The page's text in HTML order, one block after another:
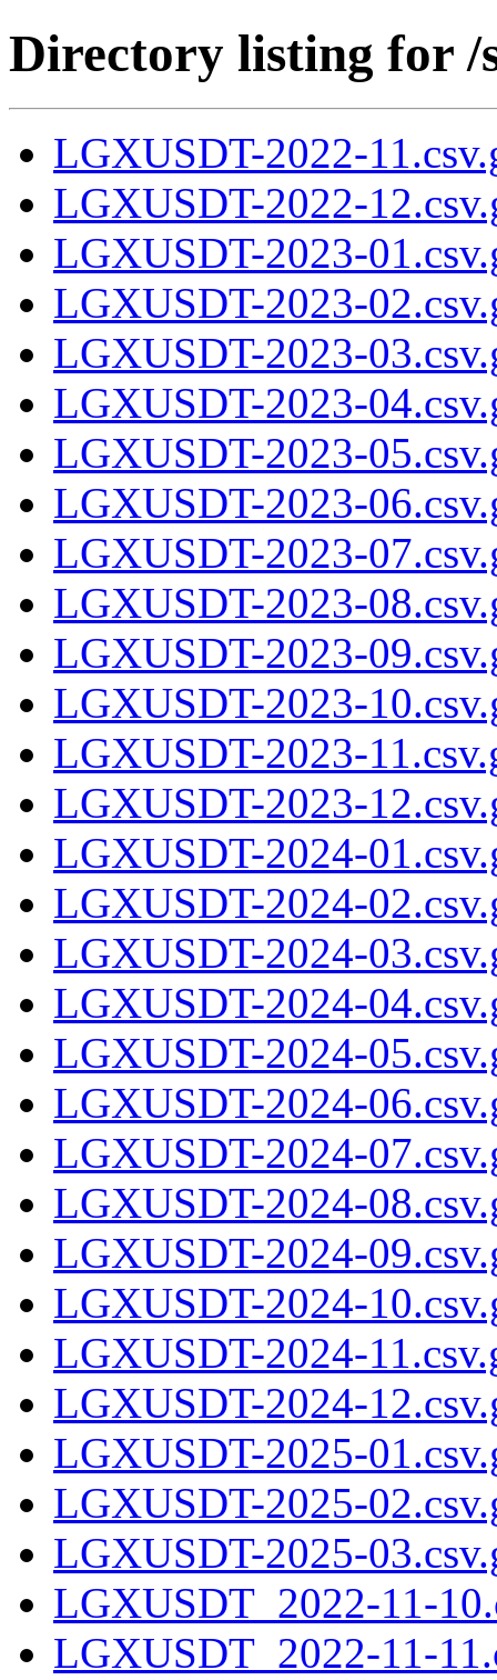
Directory listing for /
LGXUSDT-2022-
LGXUSDT-2022-
LGXUSDT-2023-
LGXUSDT-2023-
LGXUSDT-2023-
LGXUSDT-2023-
LGXUSDT-2023-
LGXUSDT-2023-
LGXUSDT-2023-
LGXUSDT-2023-
LGXUSDT-2023-
LGXUSDT-2023-
LGXUSDT-2023-
LGXUSDT-2023-
LGXUSDT-2024-
LGXUSDT-2024-
LGXUSDT-2024-
LGXUSDT-2024-
LGXUSDT-2024-
LGXUSDT-2024-
LGXUSDT-2024-
LGXUSDT-2024-
LGXUSDT-2024-
LGXUSDT-2024-
LGXUSDT-2024-
LGXUSDT-2024-
LGXUSDT-2025-
LGXUSDT-2025-
LGXUSDT-2025-
LGXUSDT_2022-11-
LGXUSDT_2022-11-